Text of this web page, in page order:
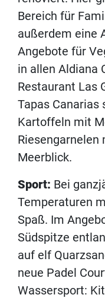
Bereich für
außerdem eine
Angebote für
in allen Aldiana
Restaurant Las
Tapas Canarias
Kartoffeln mit
Riesengarnelen
Meerblick.
Sport: Bei
Temperaturen
Spaß. Im
Südspitze
auf elf
neue Padel
Wassersport: